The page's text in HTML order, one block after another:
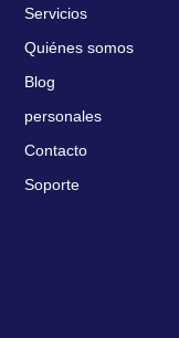
Servicios
Quiénes somos
Blog
personales
Contacto
Soporte